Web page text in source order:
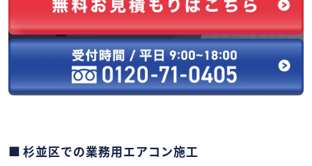
杉並区での業務用エアコン施工